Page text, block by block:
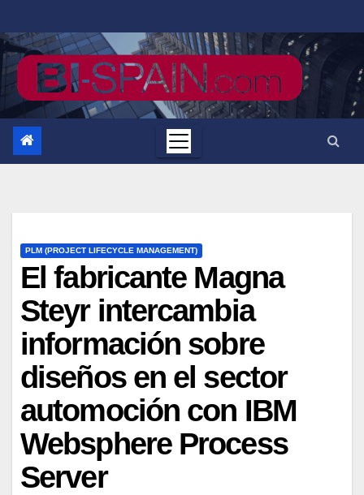
al
contenido
PLM (PROJECT LIFECYCLE MANAGEMENT)
El fabricante Magna
Steyr intercambia
información sobre
diseños en el sector
automoción con IBM
Websphere Process
Server